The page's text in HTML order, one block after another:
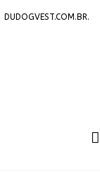
DUDOGVEST.COM.BR.